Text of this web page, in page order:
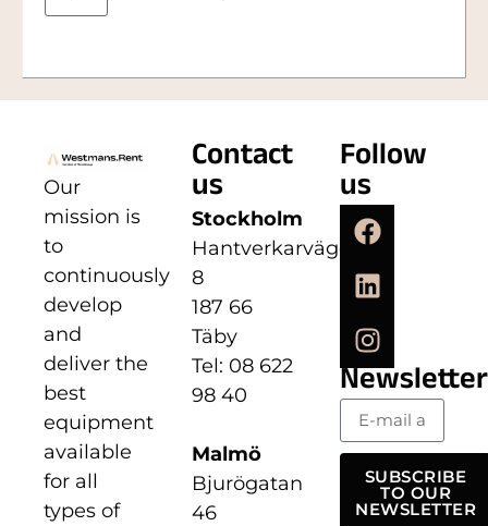
Our
mission is
to
continuously
develop
and
deliver the
best
equipment
available
for all
types of
Contact
us
Stockholm
Hantverkarvägen
8
187 66
Täby
Tel: 08 622
98 40
Malmö
Bjurögatan
46
Follow
us
SUBSCRIBE
TO OUR
NEWSLETTER